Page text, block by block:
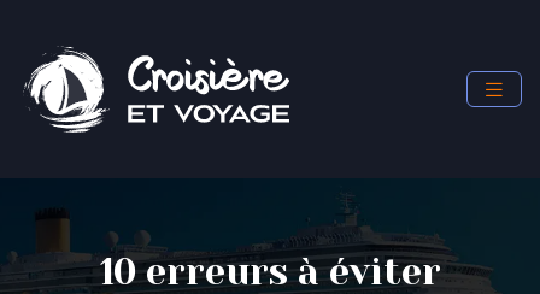
10 erreurs à éviter